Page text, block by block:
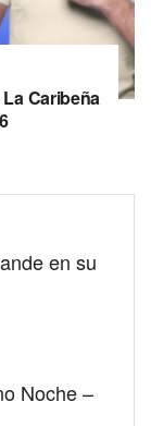
Caribeña
en su
Noche –